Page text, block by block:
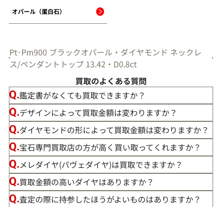
オパール（蛋白石）
Pt･Pm900 ブラックオパール・ダイヤモンド ネックレ
ス/ペンダントトップ 13.42・D0.8ct
買取のよくある質問
鑑定書がなくても買取できますか？
デザインによって買取金額は変わりますか？
ダイヤモンドの形によって買取金額は変わりますか？
宝石専門買取店の方が高く買い取ってくれますか？
メレダイヤ(パヴェダイヤ)は買取できますか？
買取金額の高いダイヤはありますか？
査定の際に持参したほうがよいものはありますか？